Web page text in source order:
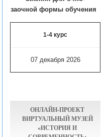
заочной формы обучения
1-4 курс
07 декабря 2026
ОНЛАЙН-ПРОЕКТ
ВИРТУАЛЬНЫЙ МУЗЕЙ
«ИСТОРИЯ И